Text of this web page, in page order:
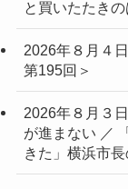
と買いたたき
2026年８月４
第195回＞
2026年８月３
が進まない ／
きた」横浜市